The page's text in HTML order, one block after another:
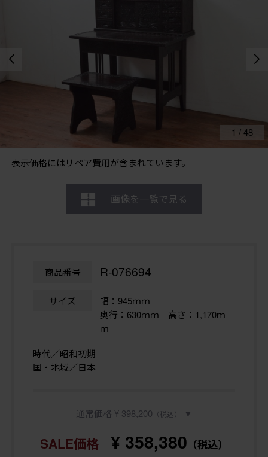
表示価格にはリペア費用が含まれています。
1 /48
画像を一覧で見る
商品番号 R-076694
サイズ
幅：945ｍｍ
奥行：630ｍｍ 高さ：1,170ｍ
ｍ
時代／昭和初期
国・地域／日本
通常価格 ¥ 398,200 （税込） ▼
SALE価格 ¥ 358,380 （税込）